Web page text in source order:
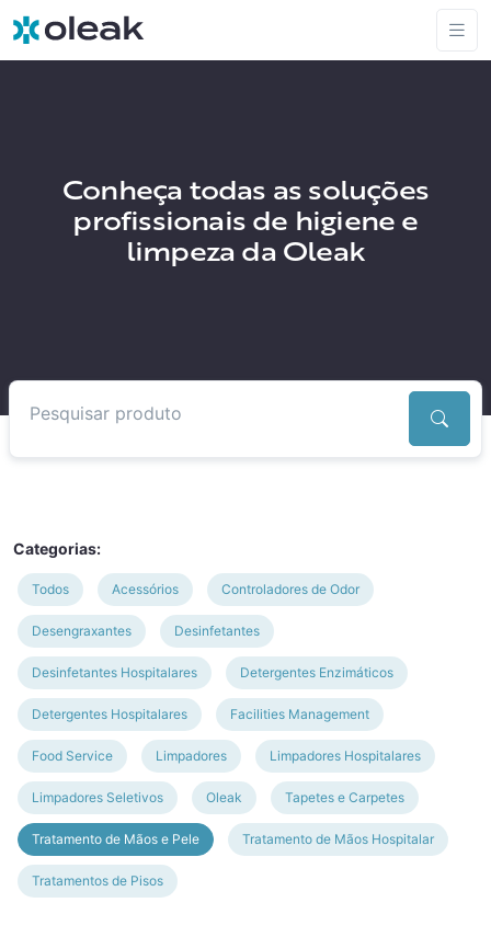
Conheça todas as soluções
profissionais de higiene e
limpeza da Oleak
Categorias:
Todos Acessórios Controladores de Odor
Desengraxantes Desinfetantes
Desinfetantes Hospitalares Detergentes Enzimáticos
Detergentes Hospitalares Facilities Management
Food Service Limpadores Limpadores Hospitalares
Limpadores Seletivos Oleak Tapetes e Carpetes
Tratamento de Mãos e Pele Tratamento de Mãos Hospitalar
Tratamentos de Pisos